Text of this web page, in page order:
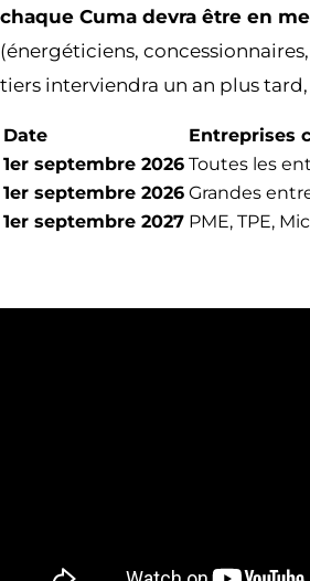
chaque Cuma devra être en
(énergéticiens,
tiers interviendra un an plus tard,
Date Entreprises
1er septembre 2026 Toutes les
1er septembre 2026 Grandes
1er septembre 2027 PME, TPE,